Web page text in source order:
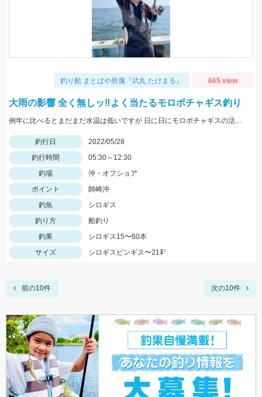
釣り船 まとばや所属『武丸 たけまる』 665 view
大雨の影響 全く無しッ‼︎よく当たるモロポチャギス釣り
例年に比べるとまだまだ水温は低いですが 日に日にモロポチャギスの活性 高まってますよッ(^-^)
釣行日
2022/05/28
釣行時間
05:30～12:30
釣場
沖・オフショア
ポイント
師崎沖
釣魚
シロギス
釣り方
船釣り
釣果
シロギス15〜60本
サイズ
シロギスピンギス〜21㌢
前の10件 次の10件